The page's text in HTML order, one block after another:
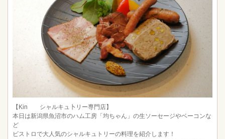
【Kin シャルキュ卜リー専門店】
本日は新潟県魚沼市のハム工房「均ちゃん」の生ソーセージやベーコンな
ど
ビストロで大人気のシャルキュトリーの料理を紹介します！